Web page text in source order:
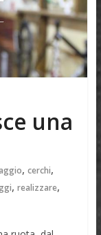
una
, cerchi,
, realizzare,